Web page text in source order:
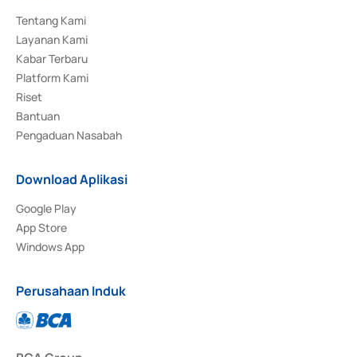
Tentang Kami
Layanan Kami
Kabar Terbaru
Platform Kami
Riset
Bantuan
Pengaduan Nasabah
Download Aplikasi
Google Play
App Store
Windows App
Perusahaan Induk